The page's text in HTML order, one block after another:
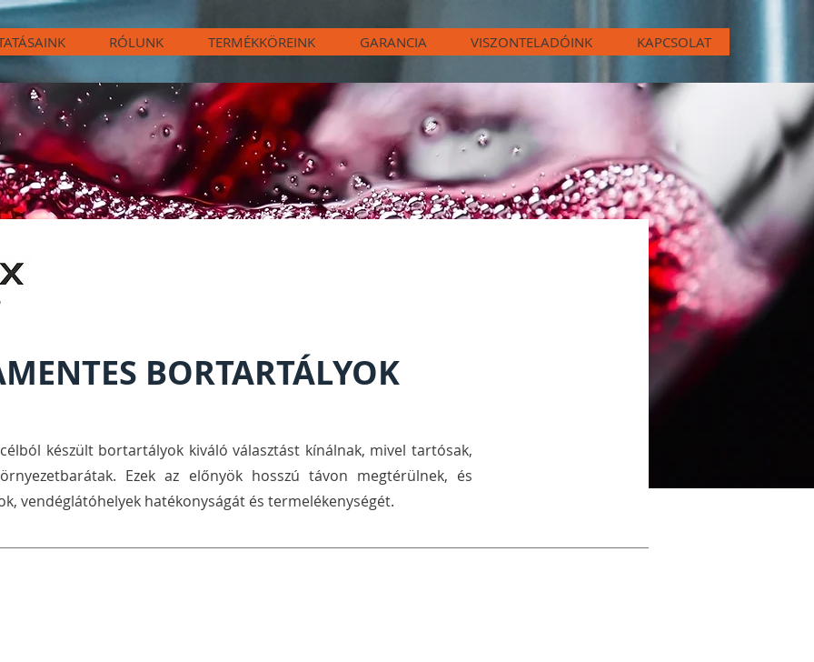
RÓLUNK TERMÉKKÖREINK GARANCIA VISZONTELADÓINK KAPCSOLAT
BORTARTÁLYOK
készült bortartályok kiváló választást kínálnak, mivel tartósak,
Ezek az előnyök hosszú távon megtérülnek, és
vendéglátóhelyek hatékonyságát és termelékenységét.